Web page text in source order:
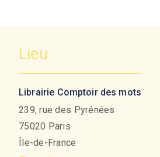
Lieu
Librairie Comptoir des mots
239, rue des Pyrénées
75020 Paris
Île-de-France